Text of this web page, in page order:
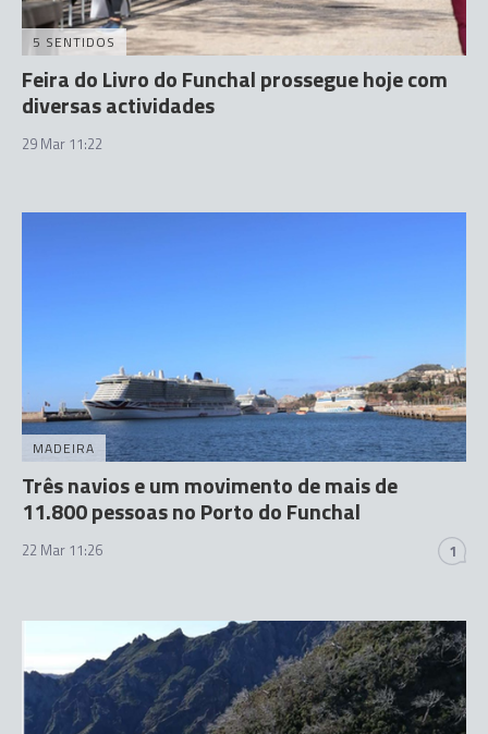
5 SENTIDOS
Feira do Livro do Funchal prossegue hoje com
diversas actividades
29 Mar 11:22
MADEIRA
Três navios e um movimento de mais de
11.800 pessoas no Porto do Funchal
22 Mar 11:26 1